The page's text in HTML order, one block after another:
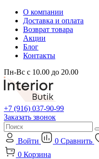
О компании
Доставка и оплата
Возврат товара
Акции
Блог
Контакты
Пн-Вс с 10.00 до 20.00
+7 (916) 037-90-99
Заказать звонок
Войти 0 Сравнить
0 Корзина